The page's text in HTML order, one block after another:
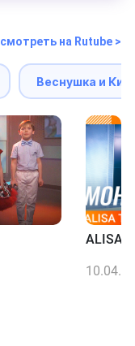
смотреть на Rutube >
Веснушка и
ALISA
10.04.26